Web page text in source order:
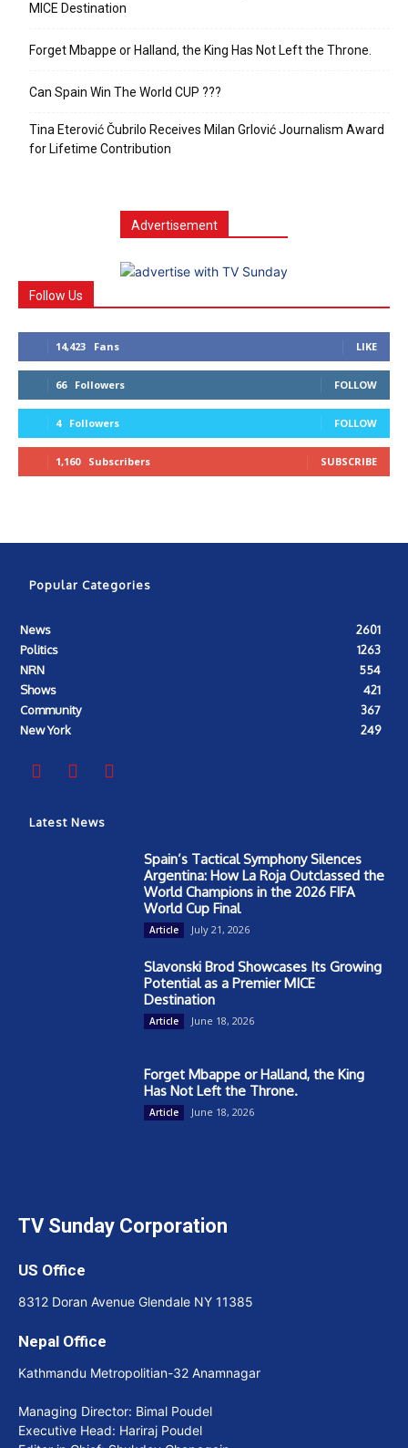
MICE Destination
Forget Mbappe or Halland, the King Has Not Left the Throne.
Can Spain Win The World CUP ???
Tina Eterović Čubrilo Receives Milan Grlović Journalism Award
for Lifetime Contribution
Advertisement
Follow Us
14,423 Fans LIKE
66 Followers FOLLOW
4 Followers FOLLOW
1,160 Subscribers SUBSCRIBE
Popular Categories
News
2601
Politics
1263
NRN
554
Shows
421
Community
367
New York
249
Latest News
Spain’s Tactical Symphony Silences
Argentina: How La Roja Outclassed the
World Champions in the 2026 FIFA
World Cup Final
Article July 21, 2026
Slavonski Brod Showcases Its Growing
Potential as a Premier MICE
Destination
Article June 18, 2026
Forget Mbappe or Halland, the King
Has Not Left the Throne.
Article June 18, 2026
TV Sunday Corporation
US Office
8312 Doran Avenue Glendale NY 11385
Nepal Office
Kathmandu Metropolitian-32 Anamnagar
Managing Director: Bimal Poudel
Executive Head: Hariraj Poudel